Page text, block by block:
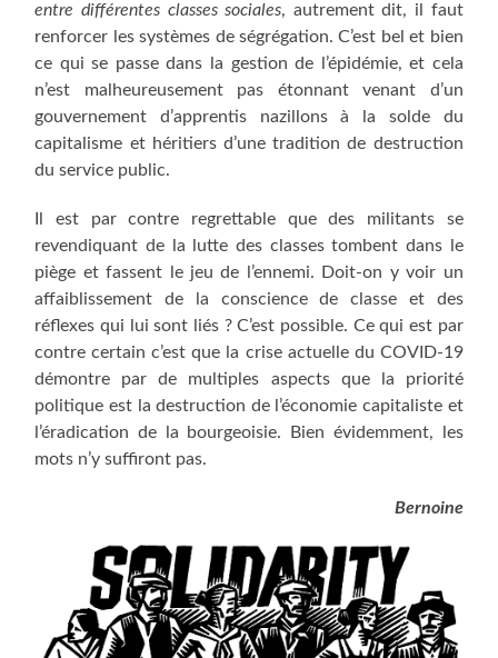
entre différentes classes sociales, autrement dit, il faut
renforcer les systèmes de ségrégation. C’est bel et bien
ce qui se passe dans la gestion de l’épidémie, et cela
n’est malheureusement pas étonnant venant d’un
gouvernement d’apprentis nazillons à la solde du
capitalisme et héritiers d’une tradition de destruction
du service public.
Il est par contre regrettable que des militants se
revendiquant de la lutte des classes tombent dans le
piège et fassent le jeu de l’ennemi. Doit-on y voir un
affaiblissement de la conscience de classe et des
réflexes qui lui sont liés ? C’est possible. Ce qui est par
contre certain c’est que la crise actuelle du COVID-19
démontre par de multiples aspects que la priorité
politique est la destruction de l’économie capitaliste et
l’éradication de la bourgeoisie. Bien évidemment, les
mots n’y suffiront pas.
Bernoine